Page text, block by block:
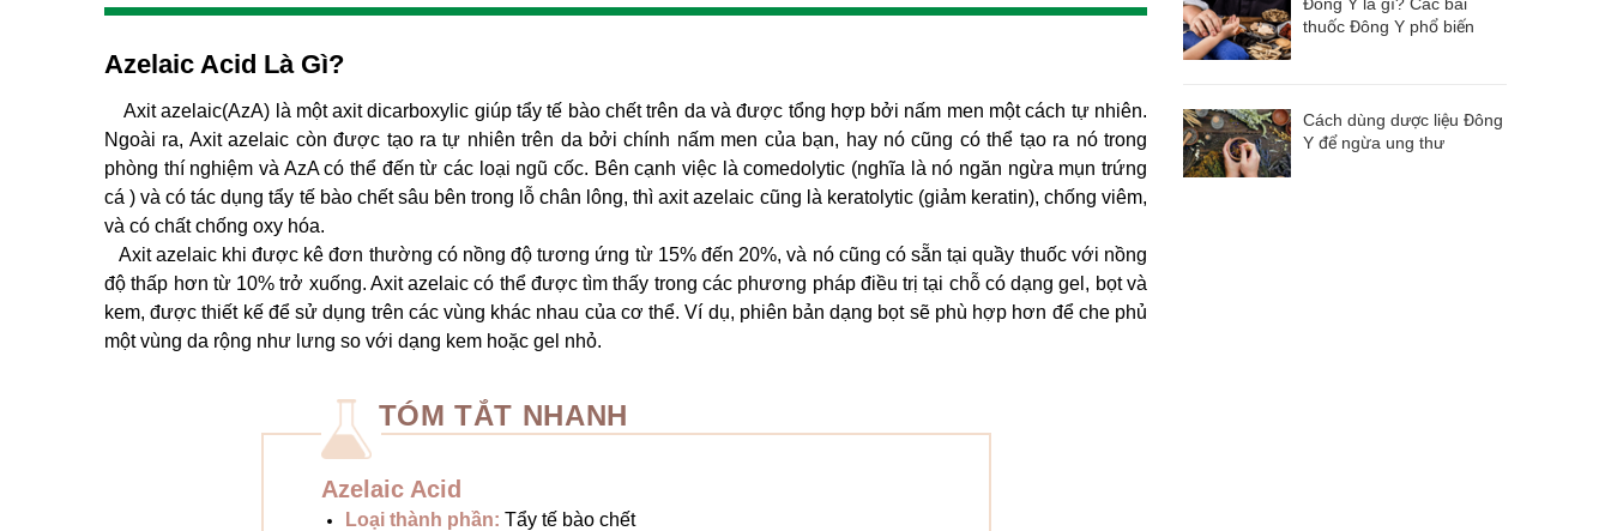
Azelaic Acid Là Gì?
Axit azelaic(AzA) là một axit dicarboxylic giúp tẩy tế bào chết trên da và được tổng hợp bởi nấm men một cách tự nhiên.
Ngoài ra, Axit azelaic còn được tạo ra tự nhiên trên da bởi chính nấm men của bạn, hay nó cũng có thể tạo ra nó trong
phòng thí nghiệm và AzA có thể đến từ các loại ngũ cốc. Bên cạnh việc là comedolytic (nghĩa là nó ngăn ngừa mụn trứng
cá ) và có tác dụng tẩy tế bào chết sâu bên trong lỗ chân lông, thì axit azelaic cũng là keratolytic (giảm keratin), chống viêm,
và có chất chống oxy hóa.
Axit azelaic khi được kê đơn thường có nồng độ tương ứng từ 15% đến 20%, và nó cũng có sẵn tại quầy thuốc với nồng
độ thấp hơn từ 10% trở xuống. Axit azelaic có thể được tìm thấy trong các phương pháp điều trị tại chỗ có dạng gel, bọt và
kem, được thiết kế để sử dụng trên các vùng khác nhau của cơ thể. Ví dụ, phiên bản dạng bọt sẽ phù hợp hơn để che phủ
một vùng da rộng như lưng so với dạng kem hoặc gel nhỏ.
TÓM TẮT NHANH
Azelaic Acid
Loại thành phần: Tẩy tế bào chết
thuốc Đông Y phổ biến
Cách dùng dược liệu Đông
Y để ngừa ung thư